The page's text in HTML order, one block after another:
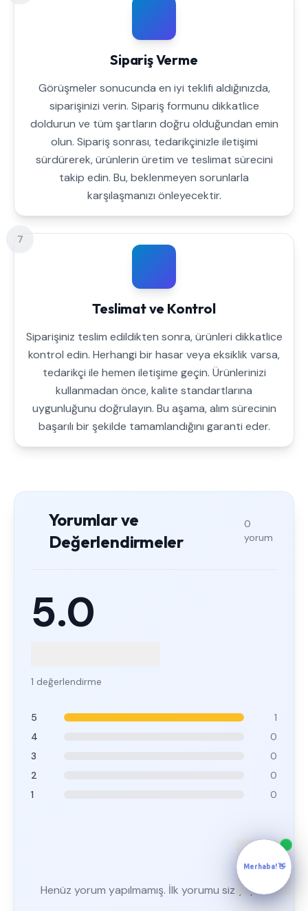
Sipariş Verme
Görüşmeler sonucunda en iyi teklifi aldığınızda,
siparişinizi verin. Sipariş formunu dikkatlice
doldurun ve tüm şartların doğru olduğundan emin
olun. Sipariş sonrası, tedarikçinizle iletişimi
sürdürerek, ürünlerin üretim ve teslimat sürecini
takip edin. Bu, beklenmeyen sorunlarla
karşılaşmanızı önleyecektir.
7
Teslimat ve Kontrol
Siparişiniz teslim edildikten sonra, ürünleri dikkatlice
kontrol edin. Herhangi bir hasar veya eksiklik varsa,
tedarikçi ile hemen iletişime geçin. Ürünlerinizi
kullanmadan önce, kalite standartlarına
uygunluğunu doğrulayın. Bu aşama, alım sürecinin
başarılı bir şekilde tamamlandığını garanti eder.
Yorumlar ve
Değerlendirmeler
0
yorum
5.0
1 değerlendirme
5
1
4
0
3
0
2
0
1
0
Henüz yorum yapılmamış. İlk yorumu siz yapın!
Merhaba! 👋